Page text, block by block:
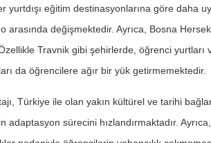
yurtdışı eğitim destinasyonlarına göre daha
değişmektedir. Ayrıca, Bosna
Travnik gibi şehirlerde, öğrenci yurtları
da öğrencilere ağır bir yük getirmemektedir.
Türkiye ile olan yakın kültürel ve tarihi
sürecini hızlandırmaktadır.